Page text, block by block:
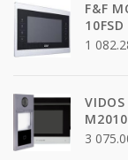
F&F
10FSD
1
M2010
3